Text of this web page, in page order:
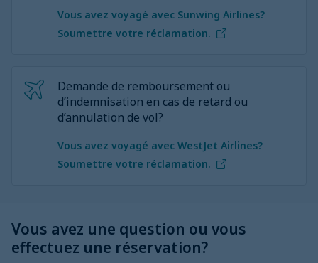
Vous avez voyagé avec Sunwing Airlines?
Soumettre votre réclamation.
Demande de remboursement ou
d’indemnisation en cas de retard ou
d’annulation de vol?
Vous avez voyagé avec WestJet Airlines?
Soumettre votre réclamation.
Vous avez une question ou vous
effectuez une réservation?